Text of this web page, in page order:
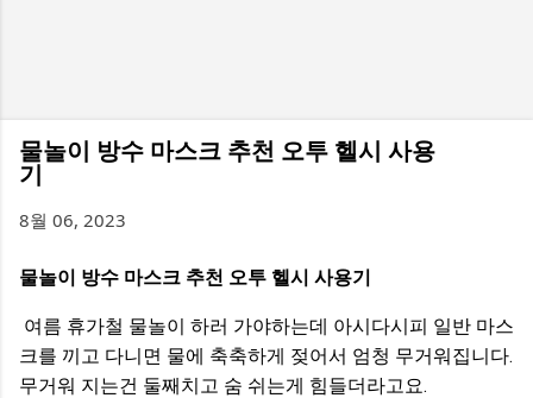
물놀이 방수 마스크 추천 오투 헬시 사용
기
8월 06, 2023
물놀이 방수 마스크 추천 오투 헬시 사용기
여름 휴가철 물놀이 하러 가야하는데 아시다시피 일반 마스
크를 끼고 다니면 물에 축축하게 젖어서 엄청 무거워집니다.
무거워 지는건 둘째치고 숨 쉬는게 힘들더라고요.